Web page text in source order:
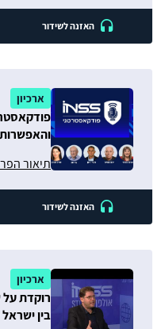
האזנה לשידור
ארכיון
המלחמה
תיאור
האזנה לשידור
ארכיון
רוקדת על
בין